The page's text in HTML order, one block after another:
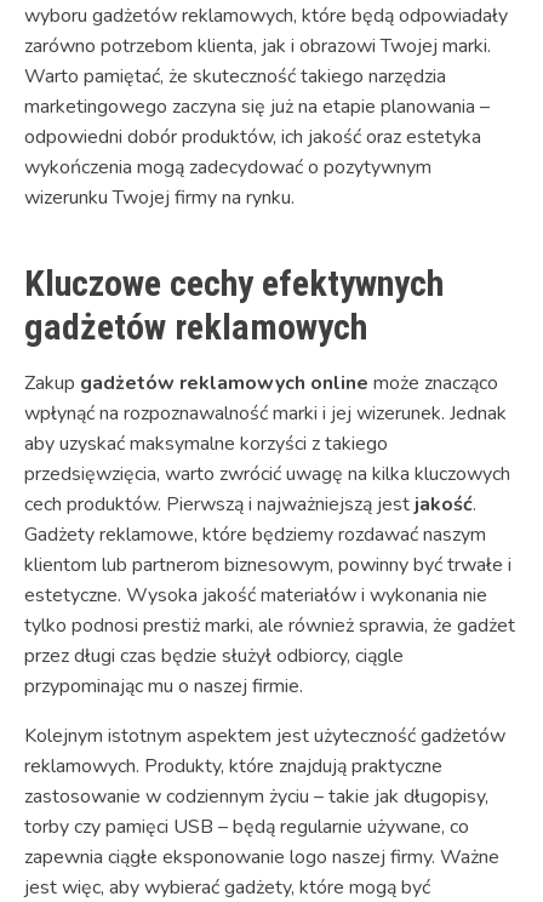
wyboru gadżetów reklamowych, które będą odpowiadały
zarówno potrzebom klienta, jak i obrazowi Twojej marki.
Warto pamiętać, że skuteczność takiego narzędzia
marketingowego zaczyna się już na etapie planowania –
odpowiedni dobór produktów, ich jakość oraz estetyka
wykończenia mogą zadecydować o pozytywnym
wizerunku Twojej firmy na rynku.
Kluczowe cechy efektywnych
gadżetów reklamowych
Zakup gadżetów reklamowych online może znacząco
wpłynąć na rozpoznawalność marki i jej wizerunek. Jednak
aby uzyskać maksymalne korzyści z takiego
przedsięwzięcia, warto zwrócić uwagę na kilka kluczowych
cech produktów. Pierwszą i najważniejszą jest jakość.
Gadżety reklamowe, które będziemy rozdawać naszym
klientom lub partnerom biznesowym, powinny być trwałe i
estetyczne. Wysoka jakość materiałów i wykonania nie
tylko podnosi prestiż marki, ale również sprawia, że gadżet
przez długi czas będzie służył odbiorcy, ciągle
przypominając mu o naszej firmie.
Kolejnym istotnym aspektem jest użyteczność gadżetów
reklamowych. Produkty, które znajdują praktyczne
zastosowanie w codziennym życiu – takie jak długopisy,
torby czy pamięci USB – będą regularnie używane, co
zapewnia ciągłe eksponowanie logo naszej firmy. Ważne
jest więc, aby wybierać gadżety, które mogą być